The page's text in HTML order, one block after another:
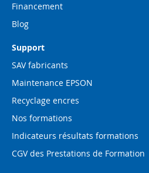
Financement
Blog
Support
SAV fabricants
Maintenance EPSON
Recyclage encres
Nos formations
Indicateurs résultats formations
CGV des Prestations de Formation